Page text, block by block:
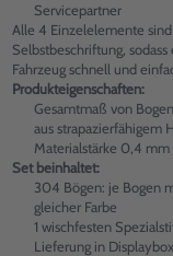
Servicepartner
Alle 4 Einzelelemente
Selbstbeschriftung,
Fahrzeug schnell und
Produkteigenschaften:
Gesamtmaß von
aus strapazierfähigem
Materialstärke 0,4 mm
Set beinhaltet:
304 Bögen: je Bogen
gleicher Farbe
1 wischfesten
Lieferung in Displaybox